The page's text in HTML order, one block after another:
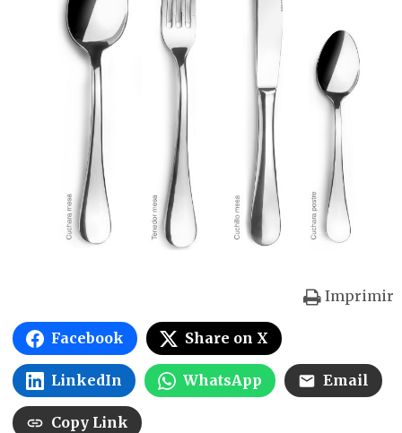
Imprimir
Facebook Share on X
LinkedIn WhatsApp Email
Copy Link